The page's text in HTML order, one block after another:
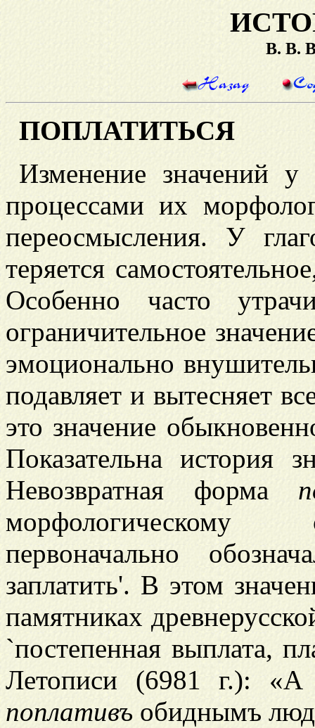
В. В.
ПОПЛАТИТЬСЯ
Изменение значений
процессами их
переосмысления. У
теряется
Особенно часто
ограничительное
эмоционально
подавляет и вытесняет
это значение
Показательна история
Невозвратная форма
первоначально
заплатить'. В этом
памятниках
`постепенная выплата,
Летописи (6981 г.): «А
поплативъ обиднымъ